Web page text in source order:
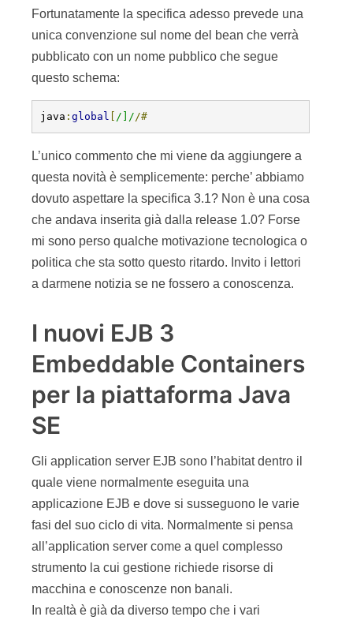
Fortunatamente la specifica adesso prevede una
unica convenzione sul nome del bean che verrà
pubblicato con un nome pubblico che segue
questo schema:
java : global /]//#
L’unico commento che mi viene da aggiungere a
questa novità è semplicemente: perche’ abbiamo
dovuto aspettare la specifica 3.1? Non è una cosa
che andava inserita già dalla release 1.0? Forse
mi sono perso qualche motivazione tecnologica o
politica che sta sotto questo ritardo. Invito i lettori
a darmene notizia se ne fossero a conoscenza.
I nuovi EJB 3
Embeddable Containers
per la piattaforma Java
SE
Gli application server EJB sono l’habitat dentro il
quale viene normalmente eseguita una
applicazione EJB e dove si susseguono le varie
fasi del suo ciclo di vita. Normalmente si pensa
all’application server come a quel complesso
strumento la cui gestione richiede risorse di
macchina e conoscenze non banali.
In realtà è già da diverso tempo che i vari